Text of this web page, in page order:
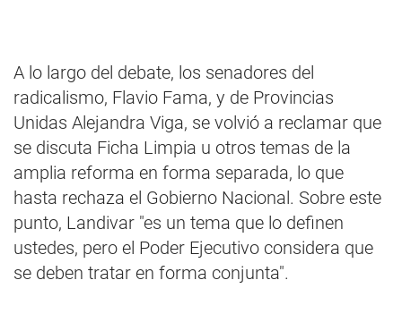
A lo largo del debate, los senadores del
radicalismo, Flavio Fama, y de Provincias
Unidas Alejandra Viga, se volvió a reclamar que
se discuta Ficha Limpia u otros temas de la
amplia reforma en forma separada, lo que
hasta rechaza el Gobierno Nacional. Sobre este
punto, Landivar "es un tema que lo definen
ustedes, pero el Poder Ejecutivo considera que
se deben tratar en forma conjunta".